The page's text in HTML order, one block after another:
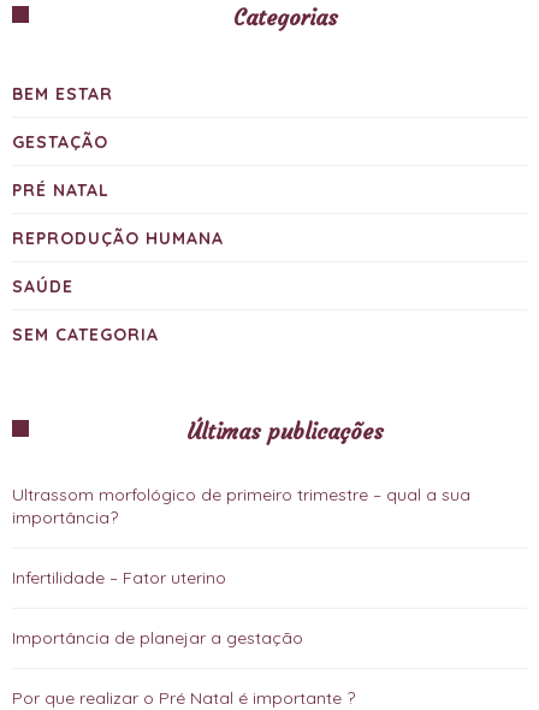
Categorias
BEM ESTAR
GESTAÇÃO
PRÉ NATAL
REPRODUÇÃO HUMANA
SAÚDE
SEM CATEGORIA
Últimas publicações
Ultrassom morfológico de primeiro trimestre – qual a sua
importância?
Infertilidade – Fator uterino
Importância de planejar a gestação
Por que realizar o Pré Natal é importante ?